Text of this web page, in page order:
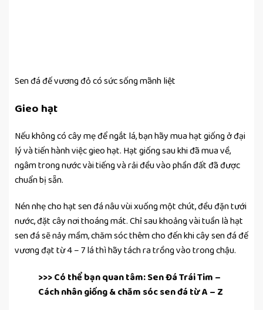
Sen đá đế vương đỏ có sức sống mãnh liệt
Gieo hạt
Nếu không có cây mẹ để ngắt lá, bạn hãy mua hạt giống ở đại
lý và tiến hành việc gieo hạt. Hạt giống sau khi đã mua về,
ngâm trong nước vài tiếng và rải đều vào phần đất đã được
chuẩn bị sẵn.
Nén nhẹ cho hạt sen đá nâu vùi xuống một chút, đều đặn tưới
nước, đặt cây nơi thoáng mát. Chỉ sau khoảng vài tuần là hạt
sen đá sẽ nảy mầm, chăm sóc thêm cho đến khi cây sen đá đế
vương đạt từ 4 – 7 lá thì hãy tách ra trồng vào trong chậu.
>>> Có thể bạn quan tâm:Sen Đá Trái Tim –
Cách nhân giống & chăm sóc sen đá từ A – Z